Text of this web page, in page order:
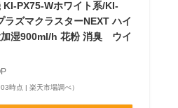
KI-PX75-Wホワイト系/KI-
ラズマクラスターNEXT ハイ
加湿900ml/h 花粉 消臭 ウイ
時点 | 楽天市場調べ）